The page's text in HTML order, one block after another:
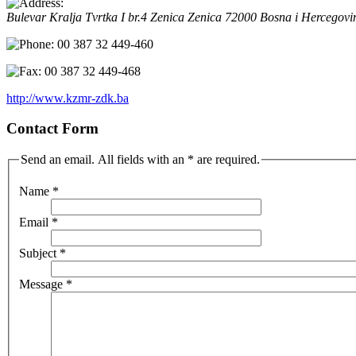
Bulevar Kralja Tvrtka I br.4 Zenica Zenica 72000 Bosna i
00 387 32 449-460
00 387 32 449-468
http://www.kzmr-zdk.ba
Contact Form
Send an email. All fields with an * are required.
Name *
Email *
Subject *
Message *